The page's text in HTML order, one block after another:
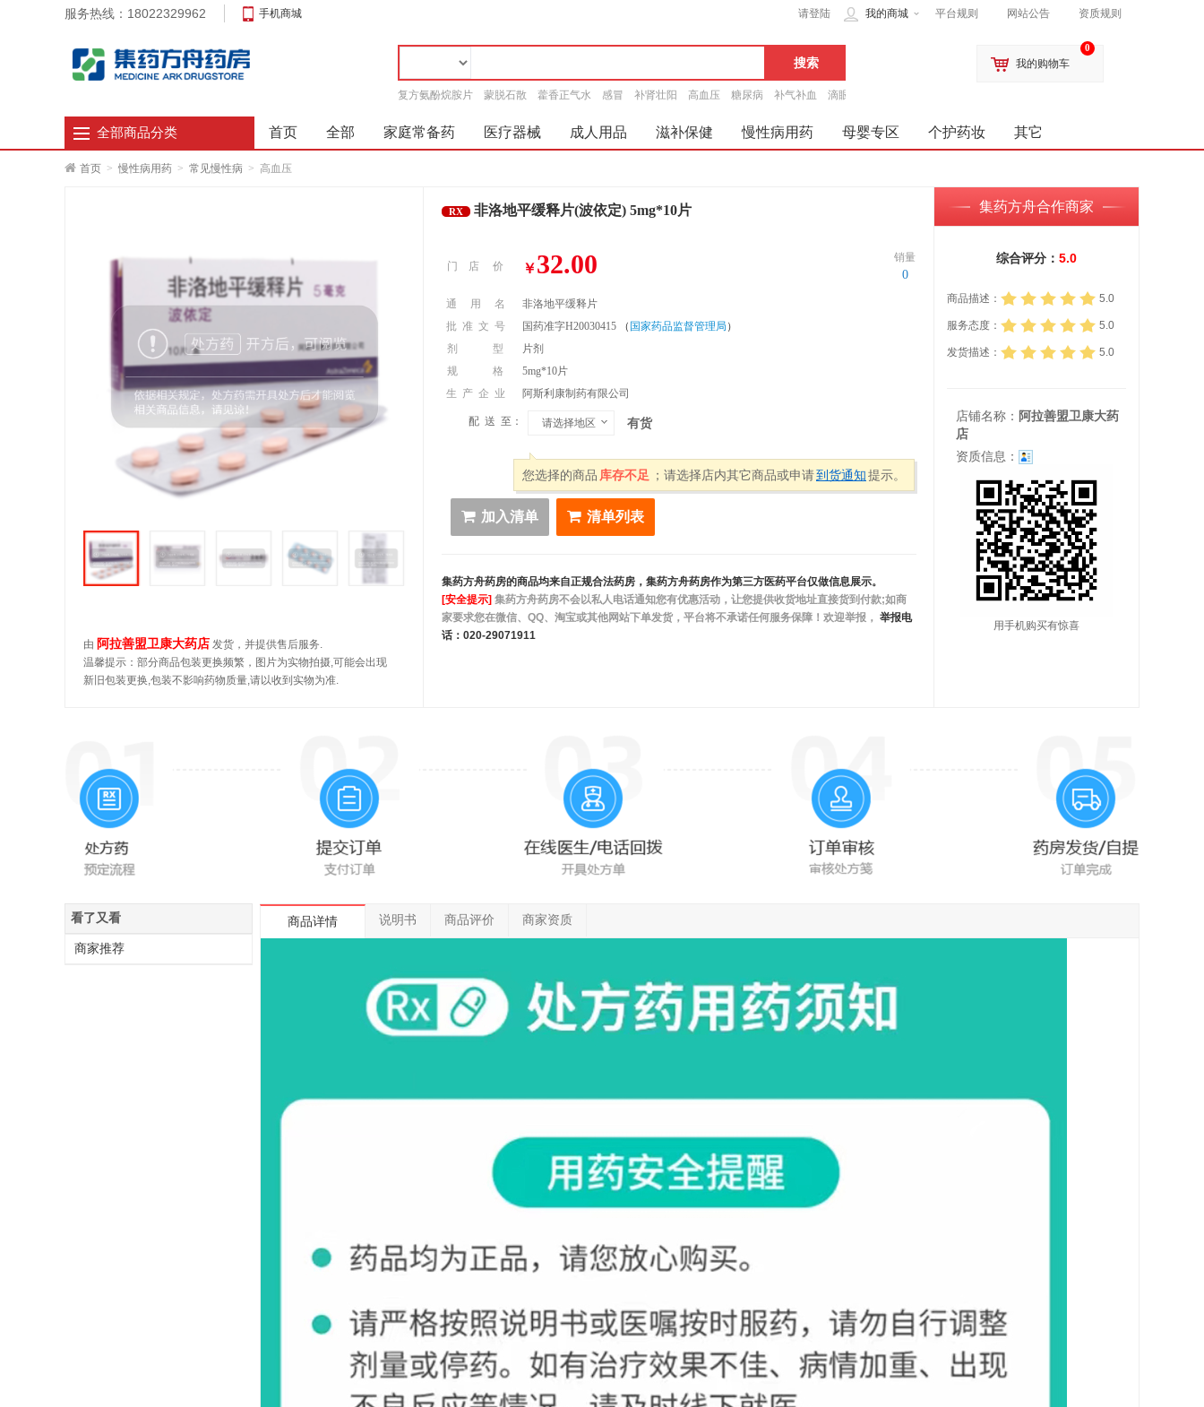
服务热线：18022329962 手机商城 资质规则
网站公告
平台规则
我的商城
请登陆
复方氨酚烷胺片 蒙脱石散 藿香正气水 感冒 补肾壮阳 高血压 糖尿病 补气补血 滴眼液
0
我的购物车
全部商品分类 首页 全部 家庭常备药 医疗器械 成人用品 滋补保健 慢性病用药 母婴专区 个护药妆 其它
首页 > 慢性病用药 > 常见慢性病 > 高血压
由 阿拉善盟卫康大药店 发货，并提供售后服务.
温馨提示：部分商品包装更换频繁，图片为实物拍摄,可能会出现
新旧包装更换,包装不影响药物质量,请以收到实物为准.
RX 非洛地平缓释片(波依定) 5mg*10片
门 店 价 ￥32.00 销量
0
通 用 名
非洛地平缓释片
批 准 文 号
国药准字H20030415 （ 国家药品监督管理局 ）
剂 型
片剂
规 格
5mg*10片
生 产 企 业
阿斯利康制药有限公司
配 送 至： 请选择地区 有货
您选择的商品 库存不足 ；请选择店内其它商品或申请到货通知提示。
加入清单 清单列表
集药方舟药房的商品均来自正规合法药房，集药方舟药房作为第三方医药平台仅做信息展示。
[安全提示] 集药方舟药房不会以私人电话通知您有优惠活动，让您提供收货地址直接货到付款;如商
家要求您在微信、QQ、淘宝或其他网站下单发货，平台将不承诺任何服务保障！欢迎举报， 举报电
话：020-29071911
集药方舟合作商家
综合评分： 5.0
商品描述： 5.0
服务态度： 5.0
发货描述： 5.0
店铺名称： 阿拉善盟卫康大药
店
资质信息：
用手机购买有惊喜
商品详情 说明书 商品评价 商家资质
看了又看
商家推荐